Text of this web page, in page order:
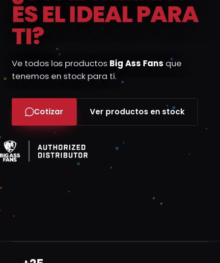
ES EL IDEAL PARA
TI?
Ve todos los productos Big Ass Fans que
tenemos en stock para ti.
Cotizar Ver productos en stock